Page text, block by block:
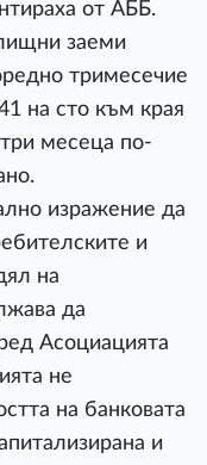
от АББ.
заеми
тримесечие
на сто към края
месеца по-
изражение да
и
на
да
Асоциацията
не
на банковата
и